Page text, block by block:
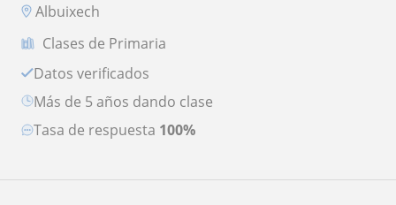
Albuixech
Clases de Primaria
Datos verificados
más de 5 años dando clase
Tasa de respuesta 100%